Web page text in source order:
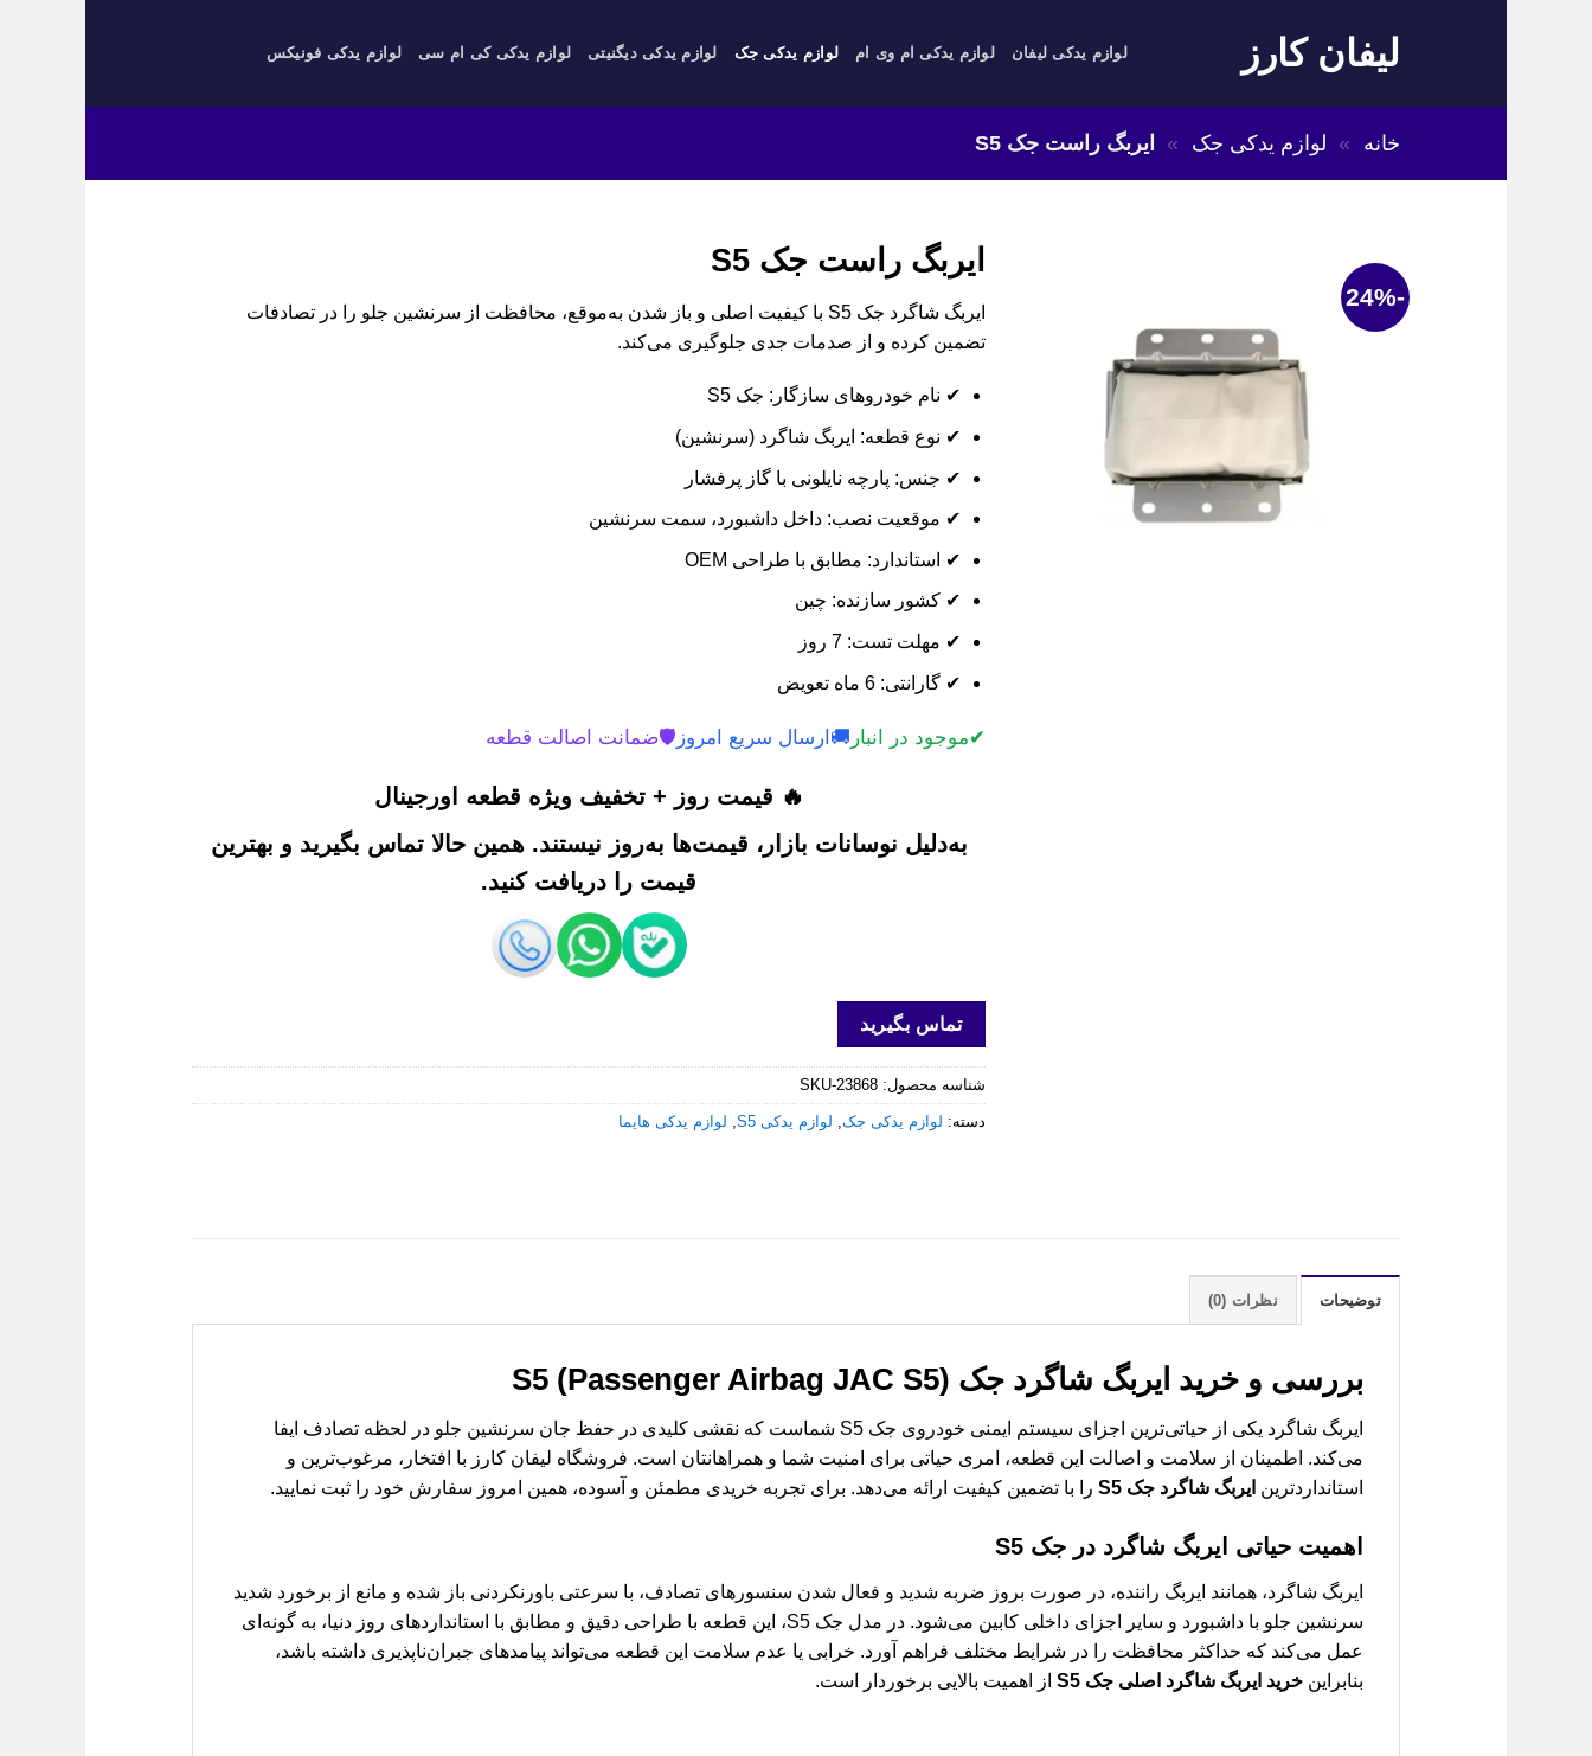
لیفان کارز لوازم یدکی لیفان لوازم یدکی ام وی ام لوازم یدکی جک لوازم یدکی دیگنیتی لوازم یدکی کی ام سی لوازم یدکی فونیکس
خانه » لوازم یدکی جک » ایربگ راست جک S5
-24%
ایربگ راست جک S5
ایربگ شاگرد جک S5 با کیفیت اصلی و باز شدن به‌موقع، محافظت از سرنشین جلو را در تصادفات
تضمین کرده و از صدمات جدی جلوگیری می‌کند.
✔ نام خودروهای سازگار: جک S5
✔ نوع قطعه: ایربگ شاگرد (سرنشین)
✔ جنس: پارچه نایلونی با گاز پرفشار
✔ موقعیت نصب: داخل داشبورد، سمت سرنشین
✔ استاندارد: مطابق با طراحی OEM
✔ کشور سازنده: چین
✔ مهلت تست: 7 روز
✔ گارانتی: 6 ماه تعویض
✔موجود در انبار 🚚 ارسال سریع امروز 🛡️ضمانت اصالت قطعه
🔥 قیمت روز + تخفیف ویژه قطعه اورجینال
به‌دلیل نوسانات بازار، قیمت‌ها به‌روز نیستند. همین حالا تماس بگیرید و بهترین
قیمت را دریافت کنید.
تماس بگیرید
شناسه محصول: SKU-23868
دسته: لوازم یدکی جک لوازم یدکی S5 لوازم یدکی هایما
توضیحات نظرات (0)
بررسی و خرید ایربگ شاگرد جک S5 (Passenger Airbag JAC S5)
ایربگ شاگرد یکی از حیاتی‌ترین اجزای سیستم ایمنی خودروی جک S5 شماست که نقشی کلیدی در حفظ جان سرنشین جلو در لحظه تصادف ایفا
می‌کند. اطمینان از سلامت و اصالت این قطعه، امری حیاتی برای امنیت شما و همراهانتان است. فروشگاه لیفان کارز با افتخار، مرغوب‌ترین و
استانداردترین ایربگ شاگرد جک S5 را با تضمین کیفیت ارائه می‌دهد. برای تجربه خریدی مطمئن و آسوده، همین امروز سفارش خود را ثبت نمایید.
اهمیت حیاتی ایربگ شاگرد در جک S5
ایربگ شاگرد، همانند ایربگ راننده، در صورت بروز ضربه شدید و فعال شدن سنسورهای تصادف، با سرعتی باورنکردنی باز شده و مانع از برخورد شدید
سرنشین جلو با داشبورد و سایر اجزای داخلی کابین می‌شود. در مدل جک S5، این قطعه با طراحی دقیق و مطابق با استانداردهای روز دنیا، به گونه‌ای
عمل می‌کند که حداکثر محافظت را در شرایط مختلف فراهم آورد. خرابی یا عدم سلامت این قطعه می‌تواند پیامدهای جبران‌ناپذیری داشته باشد،
بنابراین خرید ایربگ شاگرد اصلی جک S5 از اهمیت بالایی برخوردار است.